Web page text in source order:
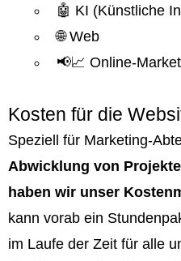
🤖 KI (Künstliche
🌐 Web
📢📈 Online-
Kosten für die
Speziell für Marketing-
Abwicklung von
haben wir unser
kann vorab ein
im Laufe der Zeit für alle